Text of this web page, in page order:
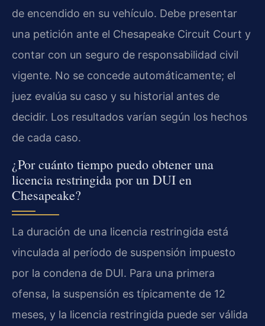
de encendido en su vehículo. Debe presentar
una petición ante el Chesapeake Circuit Court y
contar con un seguro de responsabilidad civil
vigente. No se concede automáticamente; el
juez evalúa su caso y su historial antes de
decidir. Los resultados varían según los hechos
de cada caso.
¿Por cuánto tiempo puedo obtener una
licencia restringida por un DUI en
Chesapeake?
La duración de una licencia restringida está
vinculada al período de suspensión impuesto
por la condena de DUI. Para una primera
ofensa, la suspensión es típicamente de 12
meses, y la licencia restringida puede ser válida